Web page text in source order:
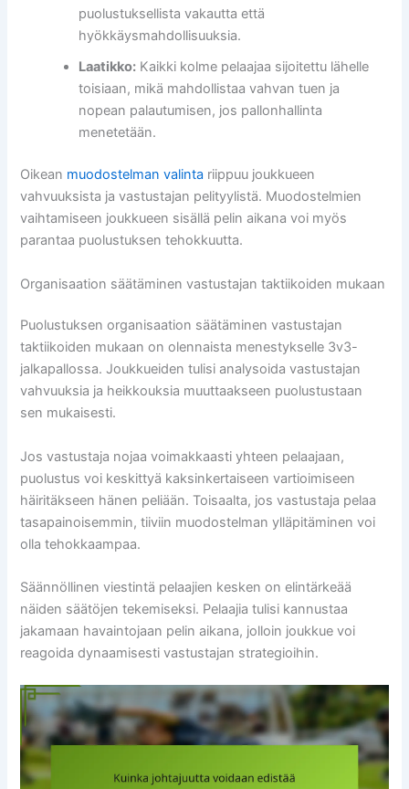
puolustuksellista vakautta että
hyökkäysmahdollisuuksia.
Laatikko: Kaikki kolme pelaajaa sijoitettu lähelle
toisiaan, mikä mahdollistaa vahvan tuen ja
nopean palautumisen, jos pallonhallinta
menetetään.
Oikean muodostelman valinta riippuu joukkueen
vahvuuksista ja vastustajan pelityylistä. Muodostelmien
vaihtamiseen joukkueen sisällä pelin aikana voi myös
parantaa puolustuksen tehokkuutta.
Organisaation säätäminen vastustajan taktiikoiden mukaan
Puolustuksen organisaation säätäminen vastustajan
taktiikoiden mukaan on olennaista menestykselle 3v3-
jalkapallossa. Joukkueiden tulisi analysoida vastustajan
vahvuuksia ja heikkouksia muuttaakseen puolustustaan
sen mukaisesti.
Jos vastustaja nojaa voimakkaasti yhteen pelaajaan,
puolustus voi keskittyä kaksinkertaiseen vartioimiseen
häiritäkseen hänen peliään. Toisaalta, jos vastustaja pelaa
tasapainoisemmin, tiiviin muodostelman ylläpitäminen voi
olla tehokkaampaa.
Säännöllinen viestintä pelaajien kesken on elintärkeää
näiden säätöjen tekemiseksi. Pelaajia tulisi kannustaa
jakamaan havaintojaan pelin aikana, jolloin joukkue voi
reagoida dynaamisesti vastustajan strategioihin.